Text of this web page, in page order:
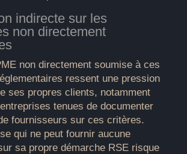
indirecte sur les
non directement
non directement soumise à ces
ressent une pression
ses propres clients, notamment
tenues de documenter
fournisseurs sur ces critères.
qui ne peut fournir aucune
sa propre démarche RSE risque